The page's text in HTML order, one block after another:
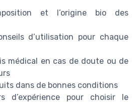
et l’origine bio des
d’utilisation pour chaque
médical en cas de doute ou de
dans de bonnes conditions
d’expérience pour choisir le